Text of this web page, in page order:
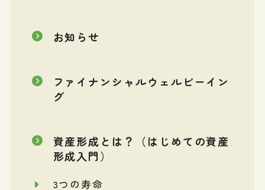
お知らせ
ファイナンシャルウェルビーイン
グ
資産形成とは？（はじめての資産
形成入門）
3つの寿命